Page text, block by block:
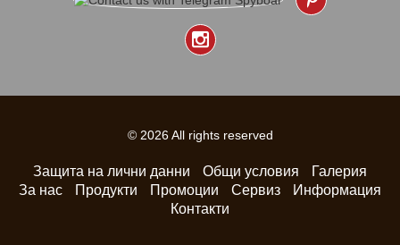
© 2026 All rights reserved
Защита на лични данни Общи условия
Галерия
За нас
Продукти Промоции Сервиз
Информация
Контакти